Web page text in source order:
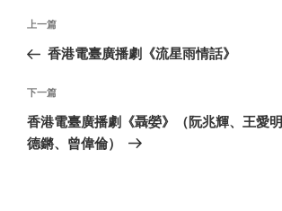
文
导
航
上
一
文
章
上一篇
香港電臺廣播劇《流星雨情話》
下
一
篇
下一篇
香港電臺廣播劇《聶嫈》（阮兆輝、王愛
德鏘、曾偉倫）